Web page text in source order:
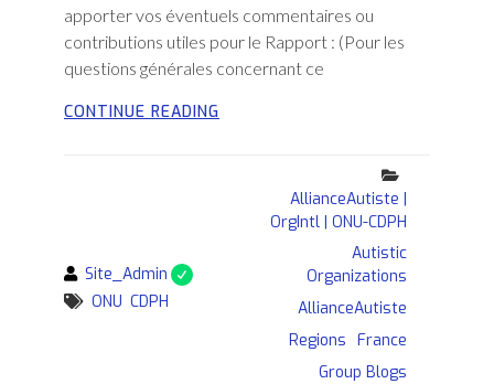
apporter vos éventuels commentaires ou
contributions utiles pour le Rapport : (Pour les
questions générales concernant ce
CONTINUE READING
ALTERNATIF
PERSONNES
HANDICAPÉES
By Site_Admin
Tags
ONU CDPH
AllianceAutiste |
OrgIntl | ONU-CDPH
Autistic
Organizations
AllianceAutiste
Regions France
Group Blogs